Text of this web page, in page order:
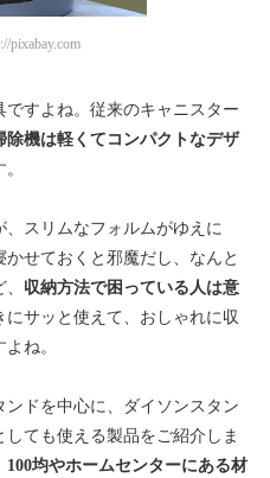
pixabay.com
すよね。従来のキャニスター
除機は軽くてコンパクトなデザ
スリムなフォルムがゆえに
かせておくと邪魔だし、なんと
収納方法で困っている人は意
にサッと使えて、おしゃれに収
ね。
ドを中心に、ダイソンスタン
しても使える製品をご紹介しま
100均やホームセンターにある材